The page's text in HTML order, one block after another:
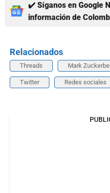
✔️ Síganos en Google
información de
Relacionados
Threads Mark
Twitter Redes sociales